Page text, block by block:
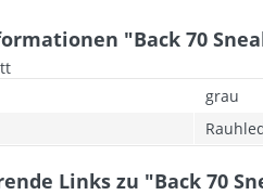
"Back 70
grau
Links zu "Back 70